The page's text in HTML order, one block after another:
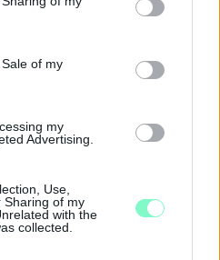
and its third-party tags to
purposes in below Google
of my
my
Advertising.
Use,
Sharing of my
with the
collected.
HAJLÉKTALAN
A RENDŐRSÉG MÁR
ütnek meg, majd arra
megcsókolja egyikük